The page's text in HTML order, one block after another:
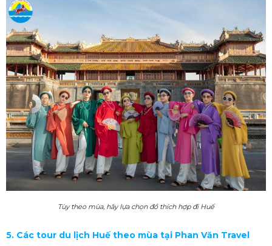
Tùy theo mùa, hãy lựa chọn đồ thích hợp đi Huế
5. Các tour du lịch Huế theo mùa tại Phan Văn Travel